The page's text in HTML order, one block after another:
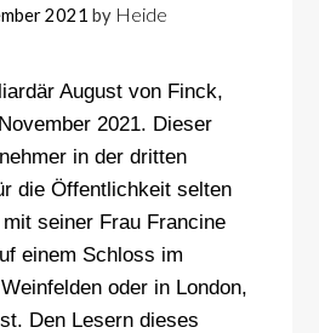
2021 by Heide
August von Finck,
2021. Dieser
in der dritten
die Öffentlichkeit selten
seiner Frau Francine
einem Schloss im
oder in London,
Den Lesern dieses